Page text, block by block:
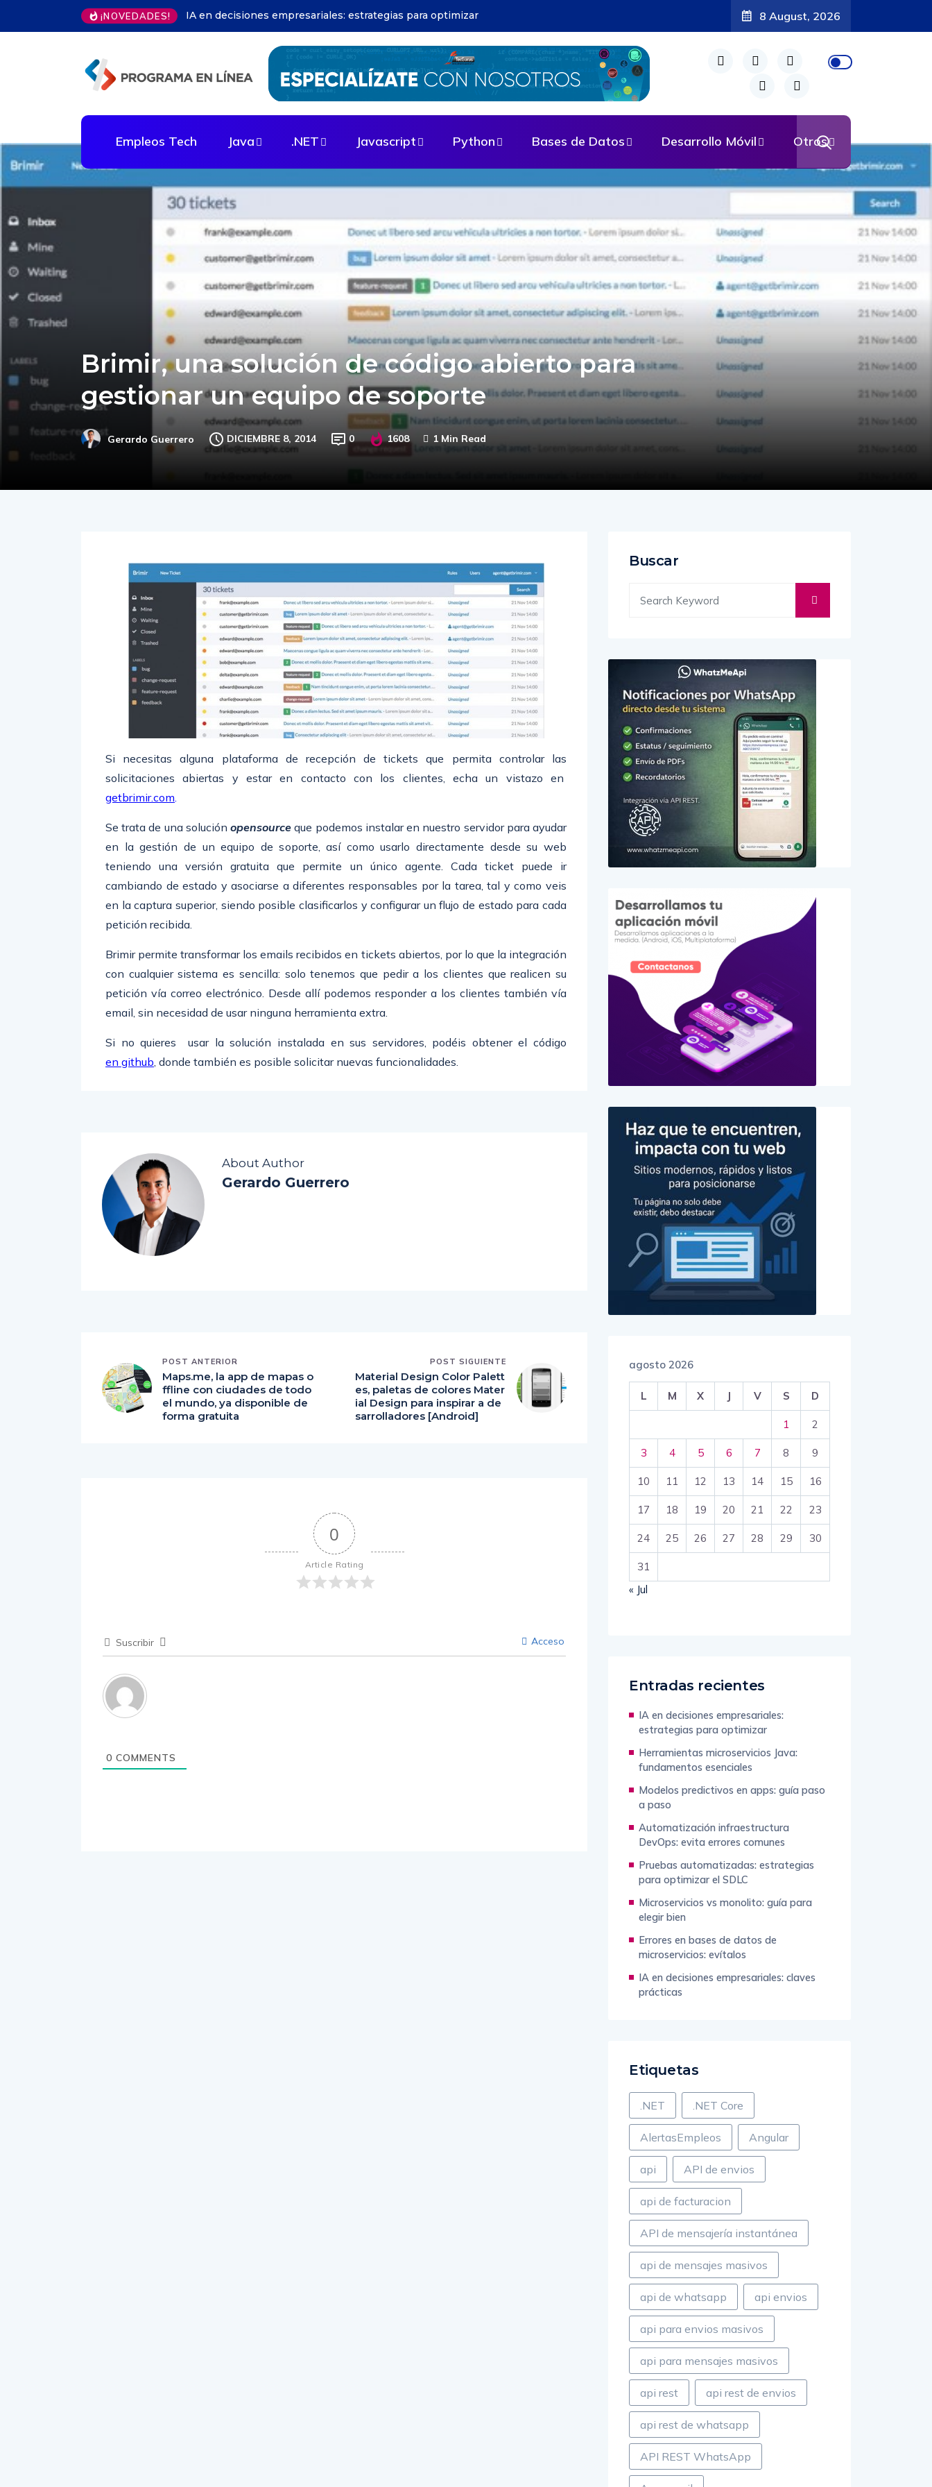
¡NOVEDADES! Herramientas microservicios Java: fundamentos esenciales 8 August, 2026
Empleos Tech Java .NET Javascript Python Bases de Datos Desarrollo Móvil Otros
Brimir, una solución de código abierto para
gestionar un equipo de soporte
Gerardo Guerrero DICIEMBRE 8, 2014 0 1608 1 Min Read
Si necesitas alguna plataforma de recepción de tickets que permita controlar las
solicitaciones abiertas y estar en contacto con los clientes, echa un vistazo en
getbrimir.com.
Se trata de una soluciónopensource que podemos instalar en nuestro servidor para ayudar
en la gestión de un equipo de soporte, así como usarlo directamente desde su web
teniendo una versión gratuita que permite un único agente. Cada ticket puede ir
cambiando de estado y asociarse a diferentes responsables por la tarea, tal y como veis
en la captura superior, siendo posible clasificarlos y configurar un flujo de estado para cada
petición recibida.
Brimir permite transformar los emails recibidos en tickets abiertos, por lo que la integración
con cualquier sistema es sencilla: solo tenemos que pedir a los clientes que realicen su
petición vía correo electrónico. Desde allí podemos responder a los clientes también vía
email, sin necesidad de usar ninguna herramienta extra.
Si no quieres usar la solución instalada en sus servidores, podéis obtener el código
en github, donde también es posible solicitar nuevas funcionalidades.
About Author
Gerardo Guerrero
POST ANTERIOR
Maps.me, la app de mapas o
ffline con ciudades de todo
el mundo, ya disponible de
forma gratuita
POST SIGUIENTE
Material Design Color Palett
es, paletas de colores Mater
ial Design para inspirar a de
sarrolladores [Android]
0
Article Rating
Suscribir Acceso
0 COMMENTS
Buscar
agosto 2026
L M X J V S D
1 2
3 4 5 6 7 8 9
10 11 12 13 14 15 16
17 18 19 20 21 22 23
24 25 26 27 28 29 30
31
« Jul
Entradas recientes
IA en decisiones empresariales:
estrategias para optimizar
Herramientas microservicios Java:
fundamentos esenciales
Modelos predictivos en apps: guía paso
a paso
Automatización infraestructura
DevOps: evita errores comunes
Pruebas automatizadas: estrategias
para optimizar el SDLC
Microservicios vs monolito: guía para
elegir bien
Errores en bases de datos de
microservicios: evítalos
IA en decisiones empresariales: claves
prácticas
Etiquetas
.NET .NET Core
AlertasEmpleos Angular
api API de envios
api de facturacion
API de mensajería instantánea
api de mensajes masivos
api de whatsapp api envios
api para envios masivos
api para mensajes masivos
api rest api rest de envios
api rest de whatsapp
API REST WhatsApp